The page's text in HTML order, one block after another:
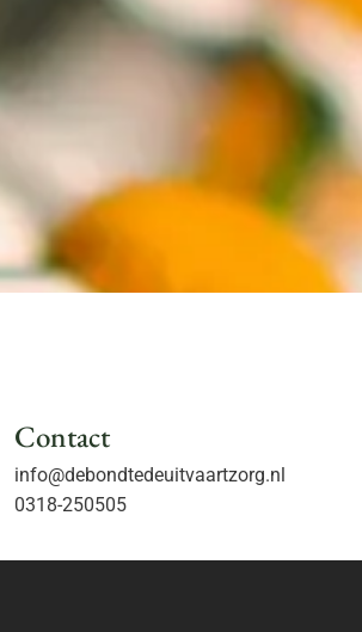
Contact
info@debondtedeuitvaartzorg.nl
0318-250505